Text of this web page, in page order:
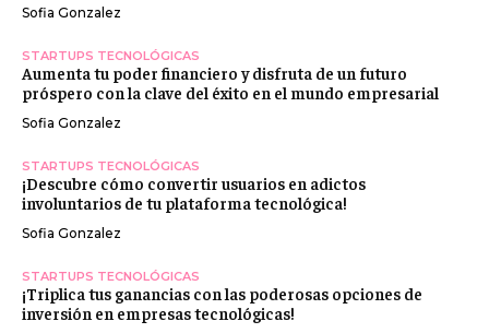
Sofia Gonzalez
STARTUPS TECNOLÓGICAS
Aumenta tu poder financiero y disfruta de un futuro
próspero con la clave del éxito en el mundo empresarial
Sofia Gonzalez
STARTUPS TECNOLÓGICAS
¡Descubre cómo convertir usuarios en adictos
involuntarios de tu plataforma tecnológica!
Sofia Gonzalez
STARTUPS TECNOLÓGICAS
¡Triplica tus ganancias con las poderosas opciones de
inversión en empresas tecnológicas!